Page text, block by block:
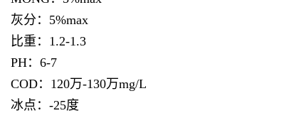
灰分：5%max
比重：1.2-1.3
PH：6-7
COD：120万-130万mg/L
冰点：-25度